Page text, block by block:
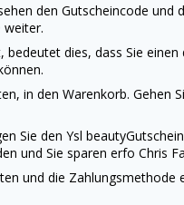
den Gutscheincode und
weiter.
dies, dass Sie
in den Warenkorb. Gehen
Sie denYsl beauty
und Sie sparen erfo
und die Zahlungsmethode